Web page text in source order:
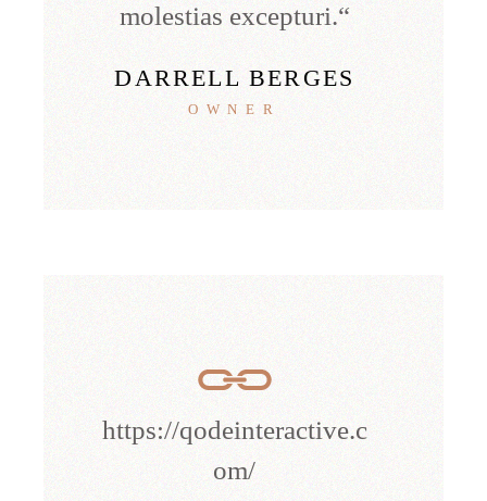
molestias excepturi.“
DARRELL BERGES
OWNER
https://qodeinteractive.c
om/